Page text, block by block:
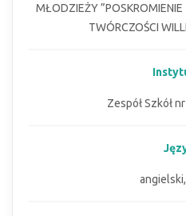
MŁODZIEŻY
TWÓRCZOŚCI
Zespół Szkół